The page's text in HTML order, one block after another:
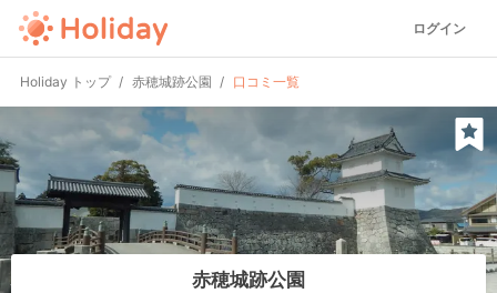
ログイン
Holiday トップ 赤穂城跡公園 口コミ一覧
赤穂城跡公園